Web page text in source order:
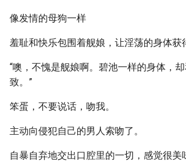
像发情的母狗一样
羞耻和快乐包围着舰娘，让淫荡的身体获
“噢，不愧是舰娘啊。碧池一样的身体，
致。”
笨蛋，不要说话，吻我。
主动向侵犯自己的男人索吻了。
自暴自弃地交出口腔里的一切，感觉很美